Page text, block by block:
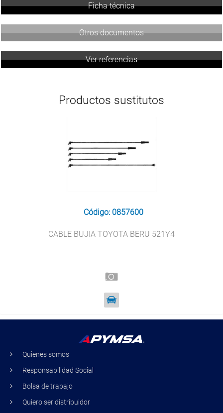
Ficha técnica
Otros documentos
Ver referencias
Productos sustitutos
Código: 0857600
CABLE BUJIA TOYOTA BERU 521Y4
Quienes somos
Responsabilidad Social
Bolsa de trabajo
Quiero ser distribuidor